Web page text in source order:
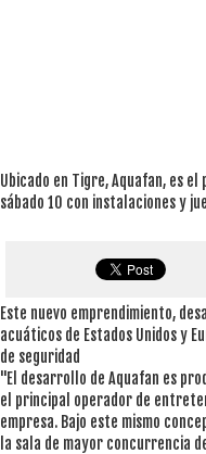
Ubicado en Tigre, Aquafan, es
sábado 10 con instalaciones y
Este nuevo emprendimiento,
acuáticos de Estados Unidos y
de seguridad
"El desarrollo de Aquafan es
el principal operador de
empresa. Bajo este mismo
la sala de mayor concurrencia